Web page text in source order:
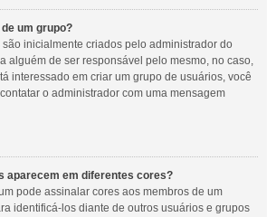
um grupo?
inicialmente criados pelo administrador do
alguém de ser responsável pelo mesmo, no caso,
interessado em criar um grupo de usuários, você
o administrador com uma mensagem
aparecem em diferentes cores?
pode assinalar cores aos membros de um
identificá-los diante de outros usuários e grupos